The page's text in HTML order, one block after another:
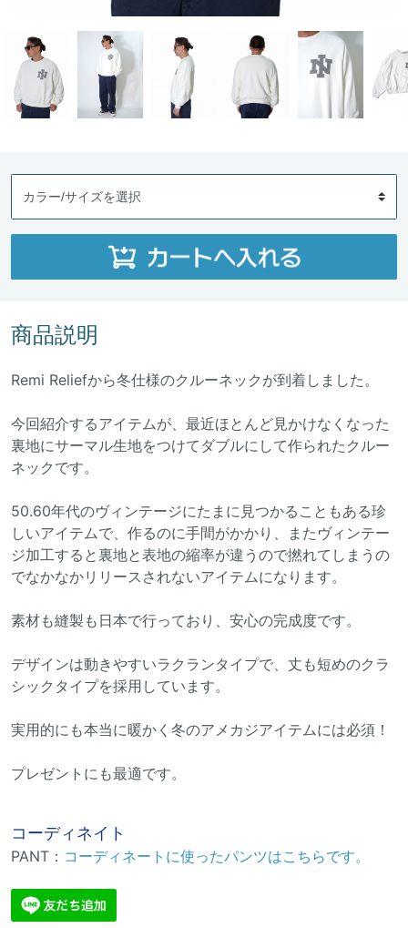
商品説明
Remi Reliefから冬仕様のクルーネックが到着しました。
今回紹介するアイテムが、最近ほとんど見かけなくなった
裏地にサーマル生地をつけてダブルにして作られたクルー
ネックです。
50.60年代のヴィンテージにたまに見つかることもある珍
しいアイテムで、作るのに手間がかかり、またヴィンテー
ジ加工すると裏地と表地の縮率が違うので撚れてしまうの
でなかなかリリースされないアイテムになります。
素材も縫製も日本で行っており、安心の完成度です。
デザインは動きやすいラクランタイプで、丈も短めのクラ
シックタイプを採用しています。
実用的にも本当に暖かく冬のアメカジアイテムには必須！
プレゼントにも最適です。
コーディネイト
PANT： コーディネートに使ったパンツはこちらです。